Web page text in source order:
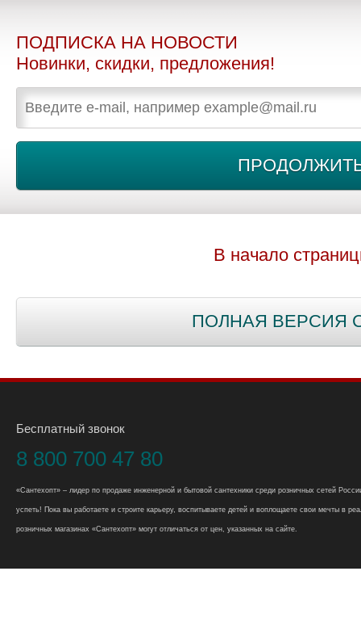
ПОДПИСКА НА НОВОСТИ
Новинки, скидки, предложения!
В начало
ПОЛНАЯ ВЕРСИЯ
Бесплатный звонок
8 800 700 47 80
«Сантехопт» – лидер по продаже инженерной и бытовой сантехники среди розничных сетей
успеть! Пока вы работаете и строите карьеру, воспитываете детей и воплощаете свои мечты в
розничных магазинах «Сантехопт» могут отличаться от цен, указанных на сайте.